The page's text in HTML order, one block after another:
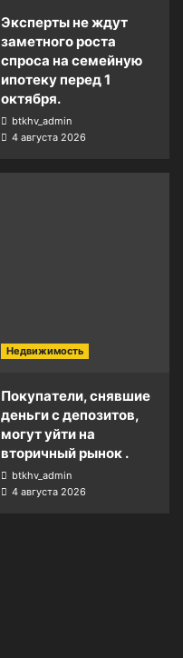
Эксперты не ждут
заметного роста
спроса на семейную
ипотеку перед 1
октября.
btkhv_admin
4 августа 2026
Недвижимость
Покупатели, снявшие
деньги с депозитов,
могут уйти на
вторичный рынок .
btkhv_admin
4 августа 2026